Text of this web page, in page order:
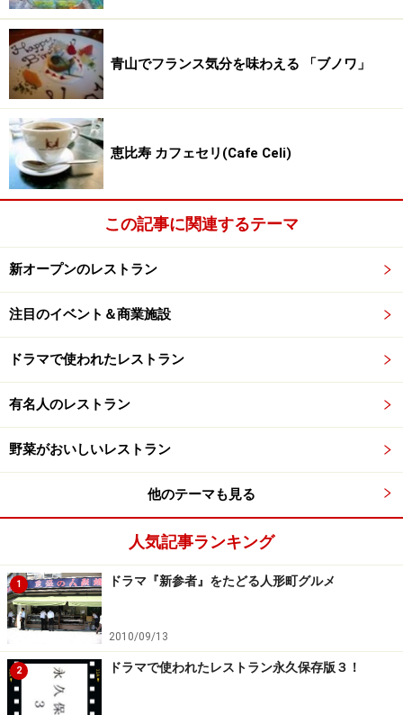
青山でフランス気分を味わえる 「ブノワ」
恵比寿 カフェセリ(Cafe Celi)
この記事に関連するテーマ
新オープンのレストラン
注目のイベント＆商業施設
ドラマで使われたレストラン
有名人のレストラン
野菜がおいしいレストラン
他のテーマも見る
人気記事ランキング
1 ドラマ『新参者』をたどる人形町グルメ
2010/09/13
2 ドラマで使われたレストラン永久保存版３！